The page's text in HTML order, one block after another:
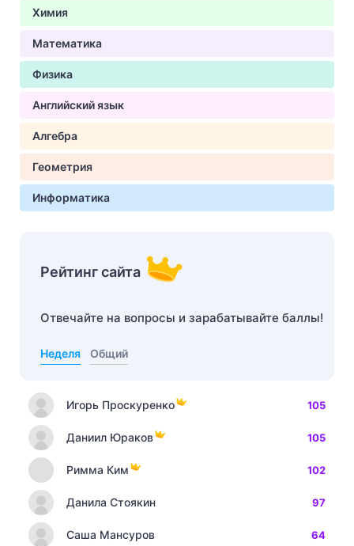
Химия
Математика
Физика
Английский язык
Алгебра
Геометрия
Информатика
Рейтинг сайта
Отвечайте на вопросы и зарабатывайте баллы!
Неделя Общий
Игорь Проскуренко 105
Даниил Юраков 105
Римма Ким 102
Данила Стоякин 97
Саша Мансуров 64